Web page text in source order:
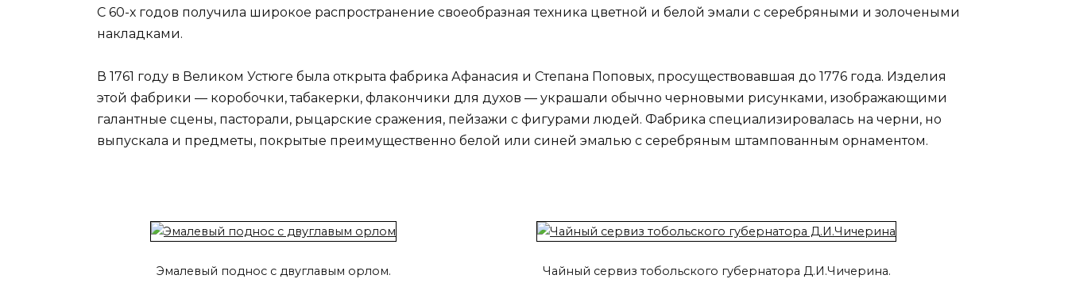
С 60-х годов получила широкое распространение своеобразная техника цветной и белой эмали с серебряными и золочеными
накладками.
В 1761 году в Великом Устюге была открыта фабрика Афанасия и Степана Поповых, просуществовавшая до 1776 года. Изделия
этой фабрики — коробочки, табакерки, флакончики для духов — украшали обычно черновыми рисунками, изображающими
галантные сцены, пасторали, рыцарские сражения, пейзажи с фигурами людей. Фабрика специализировалась на черни, но
выпускала и предметы, покрытые преимущественно белой или синей эмалью с серебряным штампованным орнаментом.
Эмалевый поднос с двуглавым орлом. Чайный сервиз тобольского губернатора Д.И.Чичерина.